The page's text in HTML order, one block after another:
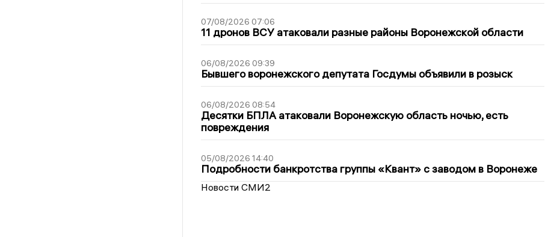
07/08/2026 07:06
11 дронов ВСУ атаковали разные районы Воронежской области
06/08/2026 09:39
Бывшего воронежского депутата Госдумы объявили в розыск
06/08/2026 08:54
Десятки БПЛА атаковали Воронежскую область ночью, есть
повреждения
05/08/2026 14:40
Подробности банкротства группы «Квант» с заводом в Воронеже
Новости СМИ2